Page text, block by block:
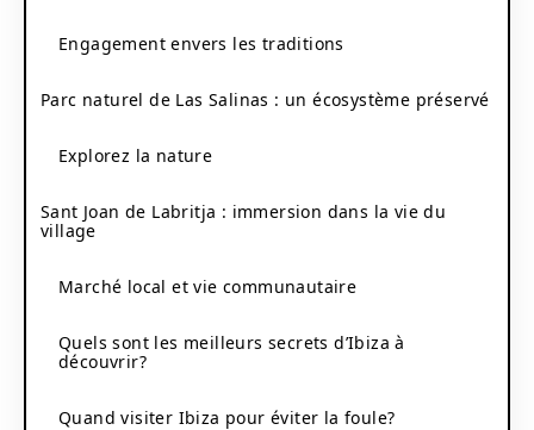
Engagement envers les traditions
Parc naturel de Las Salinas : un écosystème préservé
Explorez la nature
Sant Joan de Labritja : immersion dans la vie du
village
Marché local et vie communautaire
Quels sont les meilleurs secrets d’Ibiza à
découvrir?
Quand visiter Ibiza pour éviter la foule?